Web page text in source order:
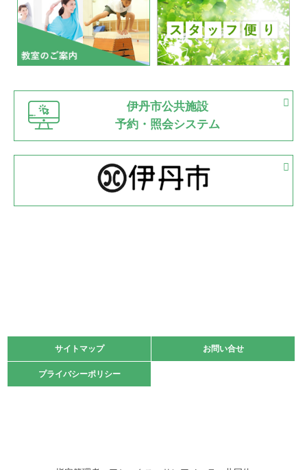
緑ケ丘体育館
2022.07.03
市内総合体育大会が開始
緑ケ丘体育館 猪名川運動広場
古池運動広場
2022.06.12
県知事杯争奪バレーボール大会が開催
2022.05.05
体育協会長杯 バドミントン競技の部
2022.05.22
緑ケ丘体育館
2021.10.23
卓球選手権大会ラージボールの部開催☆
伊丹市公共施設
予約・照会システム
サイトマップ お問い合せ
プライバシーポリシー
サイトマップ お問い合せ
プライバシーポリシー